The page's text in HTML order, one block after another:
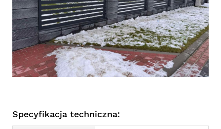
Specyfikacja techniczna: